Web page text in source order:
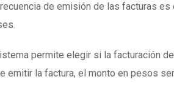
de emisión de las facturas
permite elegir si la facturación
emitir la factura, el monto en pesos